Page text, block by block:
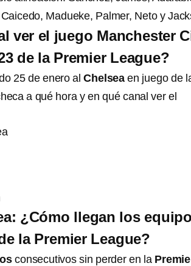
Madueke, Palmer, Neto y
ver el juego Manchester
de la Premier League?
25 de enero alChelsea en juego de
a qué hora y en qué canal ver el
¿Cómo llegan los
la Premier League?
consecutivos sin perder en la